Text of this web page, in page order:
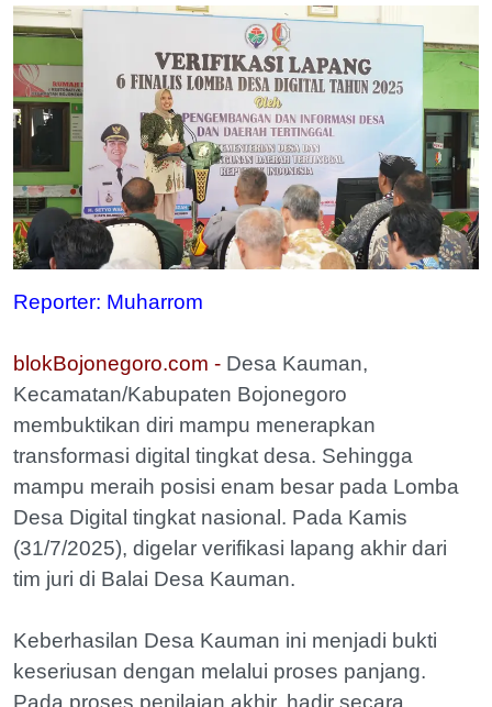
Reporter: Muharrom
blokBojonegoro.com - Desa Kauman,
Kecamatan/Kabupaten Bojonegoro
membuktikan diri mampu menerapkan
transformasi digital tingkat desa. Sehingga
mampu meraih posisi enam besar pada Lomba
Desa Digital tingkat nasional. Pada Kamis
(31/7/2025), digelar verifikasi lapang akhir dari
tim juri di Balai Desa Kauman.
Keberhasilan Desa Kauman ini menjadi bukti
keseriusan dengan melalui proses panjang.
Pada proses penilaian akhir, hadir secara